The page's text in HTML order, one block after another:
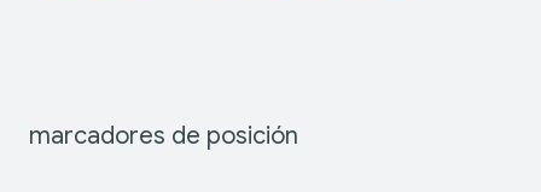
marcadores de posición